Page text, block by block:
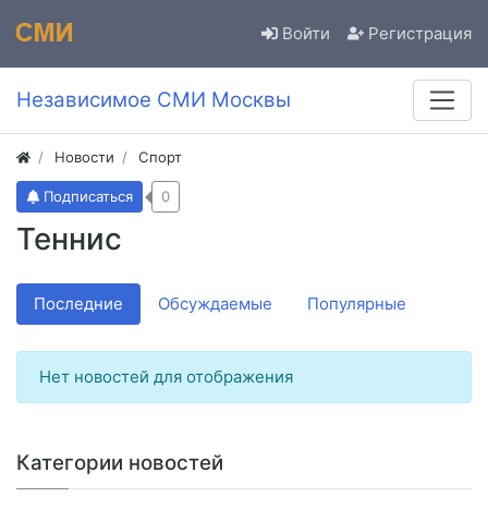
Войти Регистрация
Независимое СМИ Москвы
Новости Спорт
Теннис
Подписаться 0
Последние Обсуждаемые Популярные
Нет новостей для отображения
Категории новостей